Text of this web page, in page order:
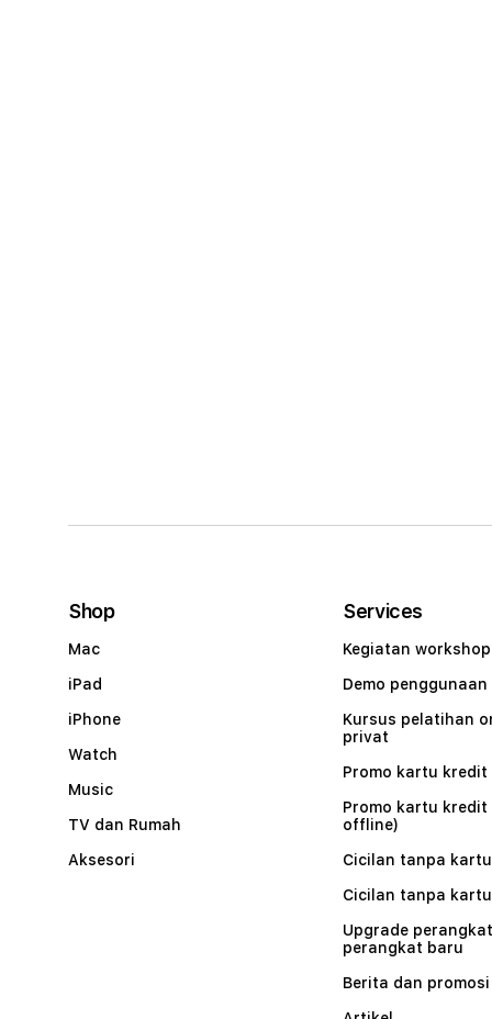
Shop
Mac
iPad
iPhone
Watch
Music
TV dan Rumah
Aksesori
Services
Kegiatan workshop
Demo penggunaan
Kursus pelatihan
privat
Promo kartu kredit
Promo kartu kredit
offline)
Cicilan tanpa
Cicilan tanpa
Upgrade
perangkat baru
Berita dan promosi